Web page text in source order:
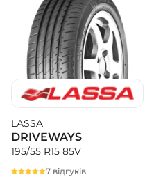
LASSA
DRIVEWAYS
195/55 R15 85V
7 відгуків